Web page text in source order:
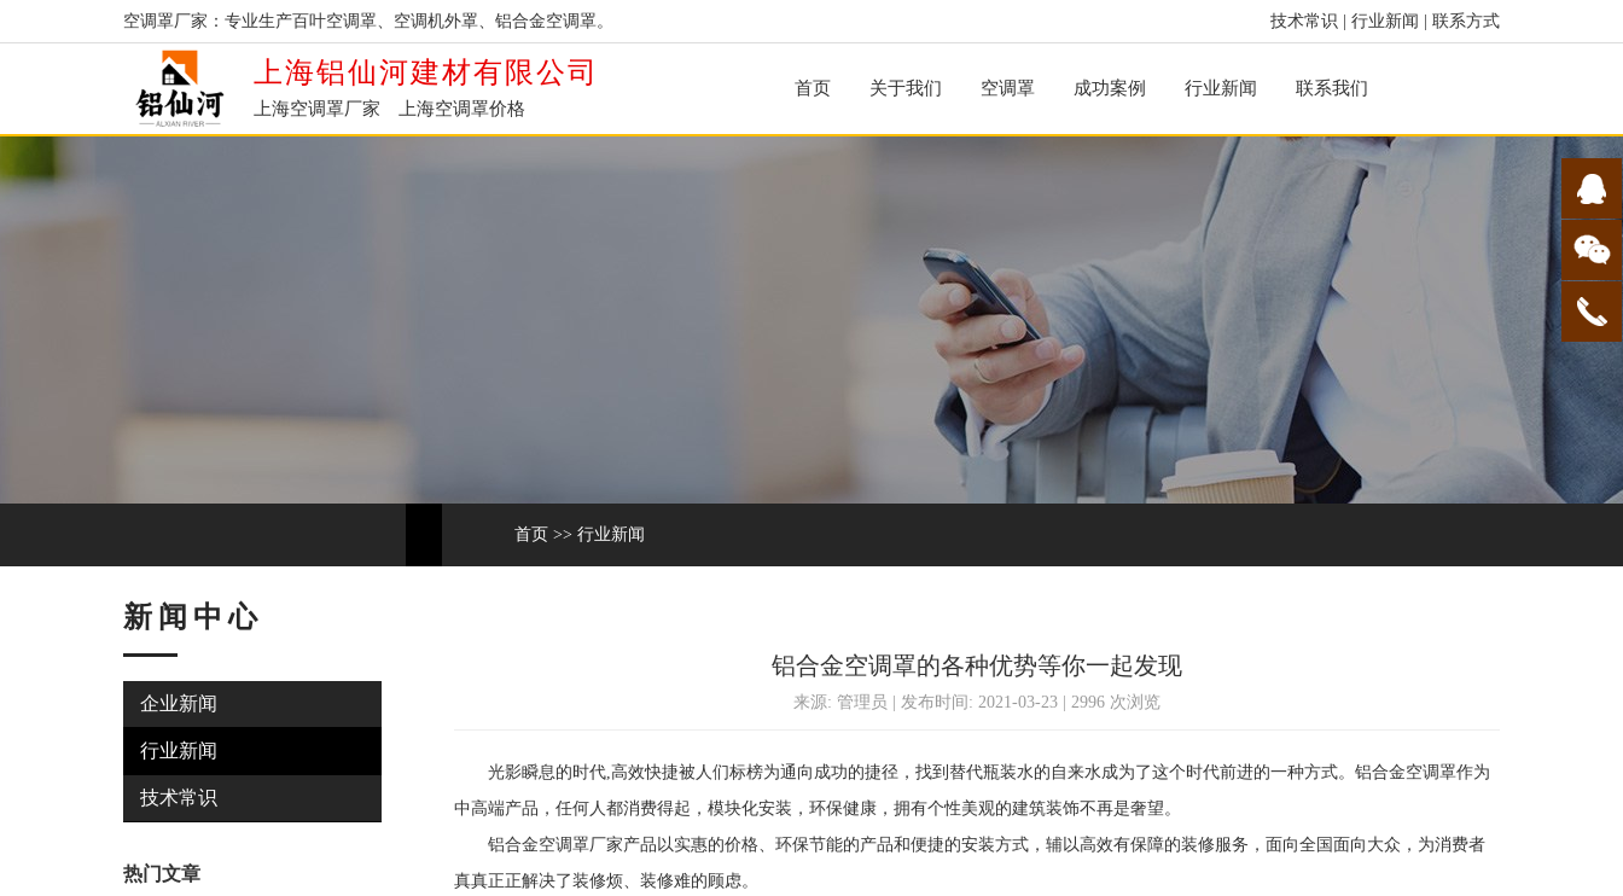
技术常识 行业新闻 联系方式
空调罩厂家：专业生产百叶空调罩、空调机外罩、铝合金空调罩。
上海铝仙河建材有限公司
上海空调罩厂家 上海空调罩价格
首页 关于我们 空调罩 成功案例 行业新闻 联系我们
首页 >> 行业新闻
新闻中心
企业新闻
行业新闻
技术常识
热门文章
铝合金空调罩的各种优势等你一起发现
来源: 管理员 | 发布时间: 2021-03-23 | 2996 次浏览
光影瞬息的时代,高效快捷被人们标榜为通向成功的捷径，找到替代瓶装水的自来水成为了这个时代前进的一种方式。铝合金空调罩作为
中高端产品，任何人都消费得起，模块化安装，环保健康，拥有个性美观的建筑装饰不再是奢望。
铝合金空调罩厂家产品以实惠的价格、环保节能的产品和便捷的安装方式，辅以高效有保障的装修服务，面向全国面向大众，为消费者
真真正正解决了装修烦、装修难的顾虑。